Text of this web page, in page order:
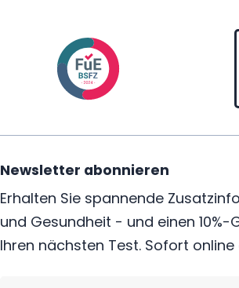
Newsletter abonnieren
Erhalten Sie spannende
und Gesundheit - und einen 10%-
Ihren nächsten Test. Sofort online